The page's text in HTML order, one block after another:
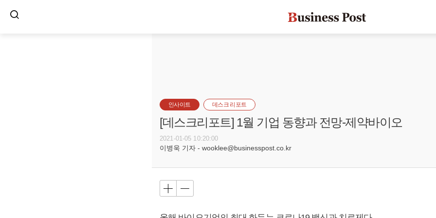
인사이트 데스크 리포트
[데스크리포트] 1월 기업 동향과 전망-제약바이오
2021-01-05 10:20:00
이병욱 기자 - wooklee@businesspost.co.kr